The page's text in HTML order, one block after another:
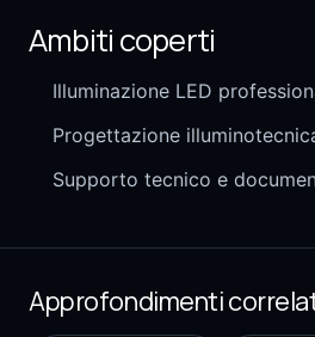
Ambiti coperti
Illuminazione LED
Progettazione
Supporto tecnico e
Approfondimenti